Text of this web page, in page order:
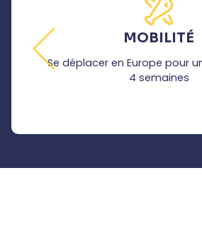
MOBILITÉ
Se déplacer en Europe pour
4 semaines